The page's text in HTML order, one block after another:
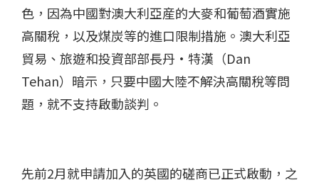
色，因為中國對澳大利亞産的大麥和葡萄酒實施
高關稅，以及煤炭等的進口限制措施。澳大利亞
貿易、旅遊和投資部部長丹·特漢（Dan
Tehan）暗示，只要中國大陸不解決高關稅等問
題，就不支持啟動談判。
先前2月就申請加入的英國的磋商已正式啟動，之